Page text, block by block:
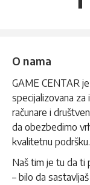
O nama
GAME CENTAR
specijalizovana
računare i
da obezbedimo
kvalitetnu podršku.
Naš tim je tu da ti
– bilo da